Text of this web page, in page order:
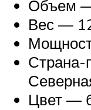
Объем
Вес —
Страна-
Цвет —